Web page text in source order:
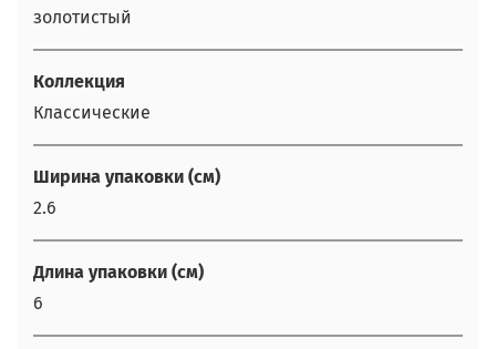
золотистый
Коллекция
Классические
Ширина упаковки (см)
2.6
Длина упаковки (см)
6